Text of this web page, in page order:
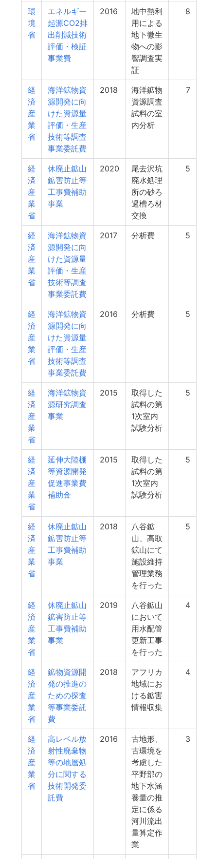
環
境
省
エネルギー
起源CO2排
出削減技術
評価・検証
事業費
2016
地中熱利
用による
地下微生
物への影
響調査実
証
8
経
済
産
業
省
海洋鉱物資
源開発に向
けた資源量
評価・生産
技術等調査
事業委託費
2018
海洋鉱物
資源調査
試料の室
内分析
7
経
済
産
業
省
休廃止鉱山
鉱害防止等
工事費補助
事業
2020
尾去沢坑
廃水処理
所の砂ろ
過槽ろ材
交換
5
経
済
産
業
省
海洋鉱物資
源開発に向
けた資源量
評価・生産
技術等調査
事業委託費
2017 分析費 5
経
済
産
業
省
海洋鉱物資
源開発に向
けた資源量
評価・生産
技術等調査
事業委託費
2016 分析費 5
経
済
産
業
省
海洋鉱物資
源研究調査
事業
2015
取得した
試料の第
1次室内
試験分析
5
経
済
産
業
省
延伸大陸棚
等資源開発
促進事業費
補助金
2015
取得した
試料の第
1次室内
試験分析
5
経
済
産
業
省
休廃止鉱山
鉱害防止等
工事費補助
事業
2018
八谷鉱
山、高取
鉱山にて
施設維持
管理業務
を行った
5
経
済
産
業
省
休廃止鉱山
鉱害防止等
工事費補助
事業
2019
八谷鉱山
において
用水配管
更新工事
を行った
4
経
済
産
業
省
鉱物資源開
発の推進の
ための探査
等事業委託
費
2018
アフリカ
地域にお
ける鉱害
情報収集
4
経
済
産
業
省
高レベル放
射性廃棄物
等の地層処
分に関する
技術開発委
託費
2016
古地形、
古環境を
考慮した
平野部の
地下水涵
養量の推
定に係る
河川流出
量算定作
業
3